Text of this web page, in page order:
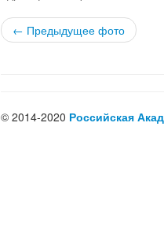
← Предыдущее фото
© 2014-2020 Российская